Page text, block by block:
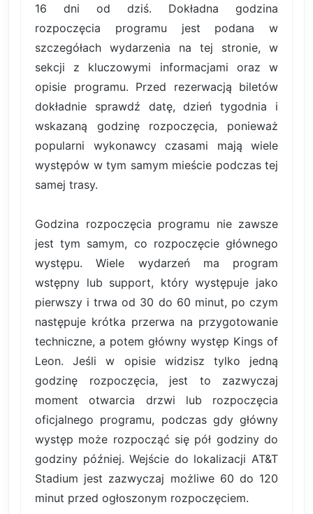
16 dni od dziś. Dokładna godzina
rozpoczęcia programu jest podana w
szczegółach wydarzenia na tej stronie, w
sekcji z kluczowymi informacjami oraz w
opisie programu. Przed rezerwacją biletów
dokładnie sprawdź datę, dzień tygodnia i
wskazaną godzinę rozpoczęcia, ponieważ
popularni wykonawcy czasami mają wiele
występów w tym samym mieście podczas tej
samej trasy.
Godzina rozpoczęcia programu nie zawsze
jest tym samym, co rozpoczęcie głównego
występu. Wiele wydarzeń ma program
wstępny lub support, który występuje jako
pierwszy i trwa od 30 do 60 minut, po czym
następuje krótka przerwa na przygotowanie
techniczne, a potem główny występ Kings of
Leon. Jeśli w opisie widzisz tylko jedną
godzinę rozpoczęcia, jest to zazwyczaj
moment otwarcia drzwi lub rozpoczęcia
oficjalnego programu, podczas gdy główny
występ może rozpocząć się pół godziny do
godziny później. Wejście do lokalizacji AT&T
Stadium jest zazwyczaj możliwe 60 do 120
minut przed ogłoszonym rozpoczęciem.